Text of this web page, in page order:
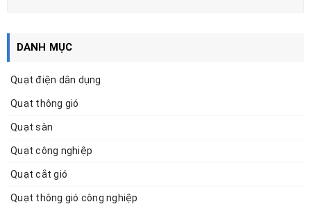
DANH MỤC
Quạt điện dân dụng
Quạt thông gió
Quạt sàn
Quạt công nghiệp
Quạt cắt gió
Quạt thông gió công nghiệp